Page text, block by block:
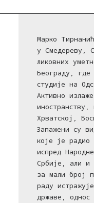
Марко
у Смедереву,
ликовних
Београду, где
студије на
Активно
Хрватској,
Запажени су
које је радио
испред
Србије, али и
за мали број
раду
државе, однос